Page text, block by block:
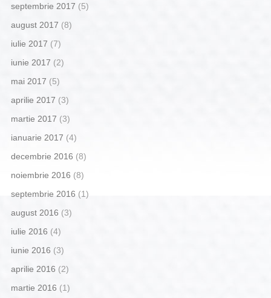
septembrie 2017 (5)
august 2017 (8)
iulie 2017 (7)
iunie 2017 (2)
mai 2017 (5)
aprilie 2017 (3)
martie 2017 (3)
ianuarie 2017 (4)
decembrie 2016 (8)
noiembrie 2016 (8)
septembrie 2016 (1)
august 2016 (3)
iulie 2016 (4)
iunie 2016 (3)
aprilie 2016 (2)
martie 2016 (1)